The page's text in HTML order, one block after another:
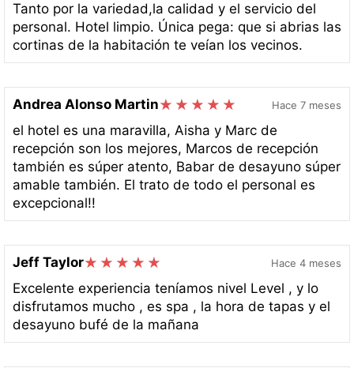
Tanto por la variedad,la calidad y el servicio del
personal. Hotel limpio. Única pega: que si abrias las
cortinas de la habitación te veían los vecinos.
Andrea Alonso Martin Hace 7 meses
el hotel es una maravilla, Aisha y Marc de
recepción son los mejores, Marcos de recepción
también es súper atento, Babar de desayuno súper
amable también. El trato de todo el personal es
excepcional!!
Jeff Taylor Hace 4 meses
Excelente experiencia teníamos nivel Level , y lo
disfrutamos mucho , es spa , la hora de tapas y el
desayuno bufé de la mañana